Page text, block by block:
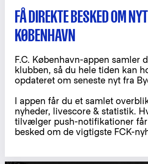
FÅ DIREKTE BESKED OM
KØBENHAVN
F.C. København-appen samler
klubben, så du hele tiden kan
opdateret om seneste nyt fra
I appen får du et samlet
nyheder, livescore & statistik.
tilvælger push-notifikationer
besked om de vigtigste FCK-